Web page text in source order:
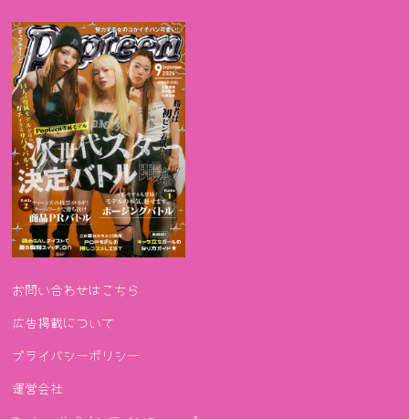
お問い合わせはこちら
広告掲載について
プライバシーポリシー
運営会社